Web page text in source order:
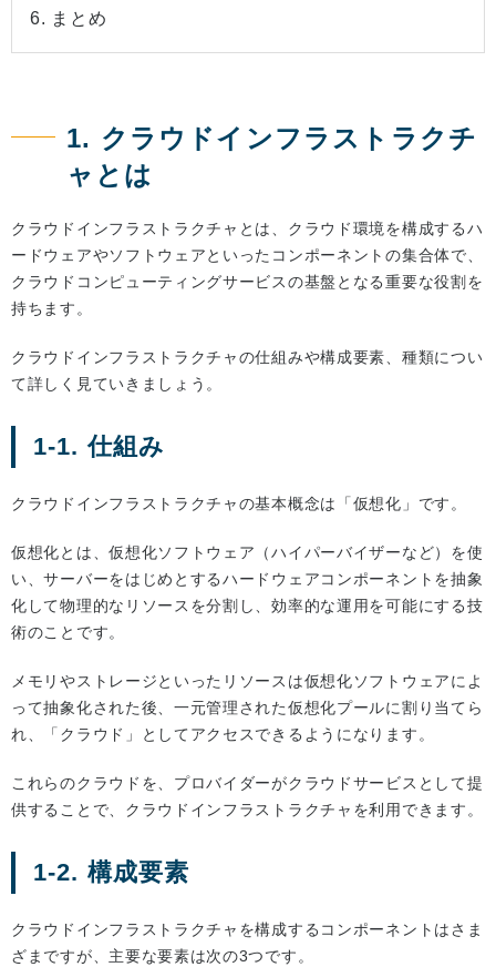
6. まとめ
1. クラウドインフラストラクチ
ャとは
クラウドインフラストラクチャとは、クラウド環境を構成するハ
ードウェアやソフトウェアといったコンポーネントの集合体で、
クラウドコンピューティングサービスの基盤となる重要な役割を
持ちます。
クラウドインフラストラクチャの仕組みや構成要素、種類につい
て詳しく見ていきましょう。
1-1. 仕組み
クラウドインフラストラクチャの基本概念は「仮想化」です。
仮想化とは、仮想化ソフトウェア（ハイパーバイザーなど）を使
い、サーバーをはじめとするハードウェアコンポーネントを抽象
化して物理的なリソースを分割し、効率的な運用を可能にする技
術のことです。
メモリやストレージといったリソースは仮想化ソフトウェアによ
って抽象化された後、一元管理された仮想化プールに割り当てら
れ、「クラウド」としてアクセスできるようになります。
これらのクラウドを、プロバイダーがクラウドサービスとして提
供することで、クラウドインフラストラクチャを利用できます。
1-2. 構成要素
クラウドインフラストラクチャを構成するコンポーネントはさま
ざまですが、主要な要素は次の3つです。